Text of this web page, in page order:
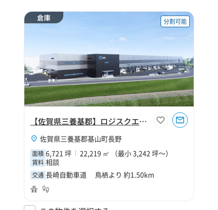
倉庫 分割可能
【佐賀県三養基郡】ロジスクエア鳥栖Ⅲ
佐賀県三養基郡基山町長野
面積 6,721 坪 22,219 ㎡ （最小 3,242 坪～）
賃料 相談
交通 長崎自動車道 鳥栖より 約1.50km